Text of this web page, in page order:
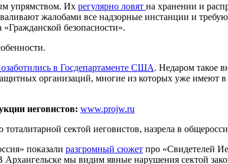
упрямством. Их регулярно ловят на хранении и
жалобами все надзорные инстанции и
безопасности».
в Госдепартаменте США. Недаром такое
организаций, многие из которых уже имеют
иеговистов: www.projw.ru
сектой иеговистов, назрела в
показали разгромный сюжет про «Свидетелей
мы видим явные нарушения сектой